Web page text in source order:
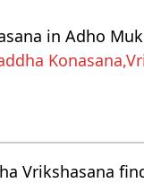
in Adho
Vrikshasana